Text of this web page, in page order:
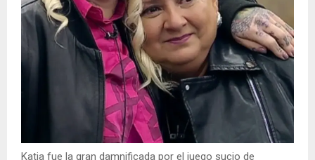
Katia fue la gran damnificada por el juego sucio de